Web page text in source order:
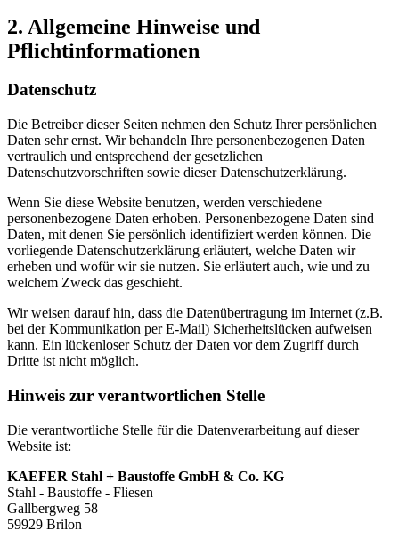
2. Allgemeine Hinweise und
Pflichtinformationen
Datenschutz
Die Betreiber dieser Seiten nehmen den Schutz Ihrer persönlichen
Daten sehr ernst. Wir behandeln Ihre personenbezogenen Daten
vertraulich und entsprechend der gesetzlichen
Datenschutzvorschriften sowie dieser Datenschutzerklärung.
Wenn Sie diese Website benutzen, werden verschiedene
personenbezogene Daten erhoben. Personenbezogene Daten sind
Daten, mit denen Sie persönlich identifiziert werden können. Die
vorliegende Datenschutzerklärung erläutert, welche Daten wir
erheben und wofür wir sie nutzen. Sie erläutert auch, wie und zu
welchem Zweck das geschieht.
Wir weisen darauf hin, dass die Datenübertragung im Internet (z.B.
bei der Kommunikation per E-Mail) Sicherheitslücken aufweisen
kann. Ein lückenloser Schutz der Daten vor dem Zugriff durch
Dritte ist nicht möglich.
Hinweis zur verantwortlichen Stelle
Die verantwortliche Stelle für die Datenverarbeitung auf dieser
Website ist:
KAEFER Stahl + Baustoffe GmbH & Co. KG
Stahl - Baustoffe - Fliesen
Gallbergweg 58
59929 Brilon